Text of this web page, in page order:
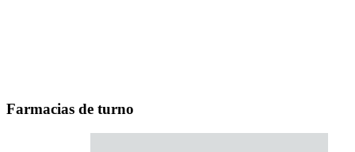
Farmacias de turno